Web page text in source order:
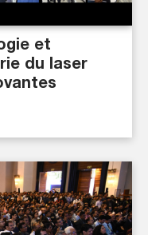
et
du laser